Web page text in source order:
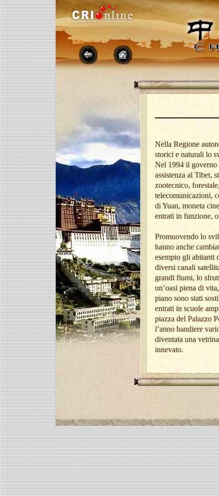
Nella Regione
storici e naturali lo
Nel 1994 il governo
assistenza al Tibet,
zootecnico,
telecomunicazioni,
di Yuan, moneta
entrati in funzione,
Promuovendo lo
hanno anche
esempio gli abitanti
diversi canali
grandi fiumi, lo
un’oasi piena di
piano sono stati
entrati in scuole
piazza del Palazzo
l’anno bandiere
diventata una
innevato.